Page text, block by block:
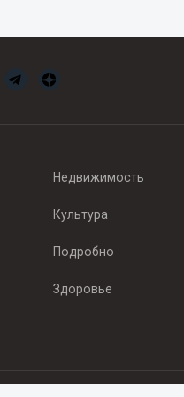
Недвижимость
Культура
Подробно
Здоровье